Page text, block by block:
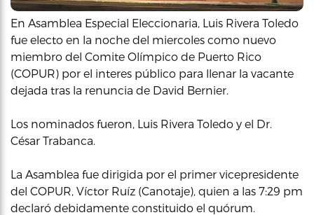
En Asamblea Especial Eleccionaria, Luis Rivera Toledo
fue electo en la noche del miercoles como nuevo
miembro del Comite Olímpico de Puerto Rico
(COPUR) por el interes público para llenar la vacante
dejada tras la renuncia de David Bernier.
Los nominados fueron, Luis Rivera Toledo y el Dr.
César Trabanca.
La Asamblea fue dirigida por el primer vicepresidente
del COPUR, Víctor Ruíz (Canotaje), quien a las 7:29 pm
declaró debidamente constituido el quórum.